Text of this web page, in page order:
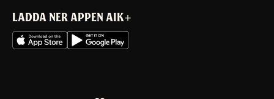
LADDA NER APPEN AIK+